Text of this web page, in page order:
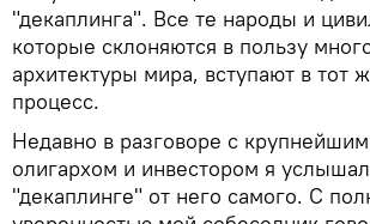
"декаплинга". Все те народы и
которые склоняются в пользу
архитектуры мира, вступают в тот
процесс.
Недавно в разговоре с
олигархом и инвестором я
"декаплинге" от него самого. С